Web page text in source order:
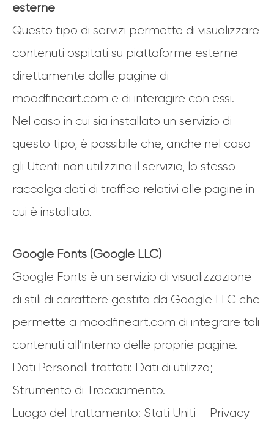
esterne
Questo tipo di servizi permette di visualizzare
contenuti ospitati su piattaforme esterne
direttamente dalle pagine di
moodfineart.com e di interagire con essi.
Nel caso in cui sia installato un servizio di
questo tipo, è possibile che, anche nel caso
gli Utenti non utilizzino il servizio, lo stesso
raccolga dati di traffico relativi alle pagine in
cui è installato.
Google Fonts (Google LLC)
Google Fonts è un servizio di visualizzazione
di stili di carattere gestito da Google LLC che
permette a moodfineart.com di integrare tali
contenuti all’interno delle proprie pagine.
Dati Personali trattati: Dati di utilizzo;
Strumento di Tracciamento.
Luogo del trattamento: Stati Uniti – Privacy